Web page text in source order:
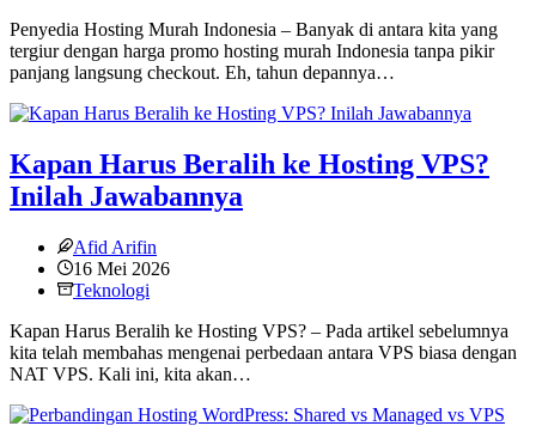
Penyedia Hosting Murah Indonesia – Banyak di antara kita yang
tergiur dengan harga promo hosting murah Indonesia tanpa pikir
panjang langsung checkout. Eh, tahun depannya…
Kapan Harus Beralih ke Hosting VPS?
Inilah Jawabannya
Afid Arifin
16 Mei 2026
Teknologi
Kapan Harus Beralih ke Hosting VPS? – Pada artikel sebelumnya
kita telah membahas mengenai perbedaan antara VPS biasa dengan
NAT VPS. Kali ini, kita akan…